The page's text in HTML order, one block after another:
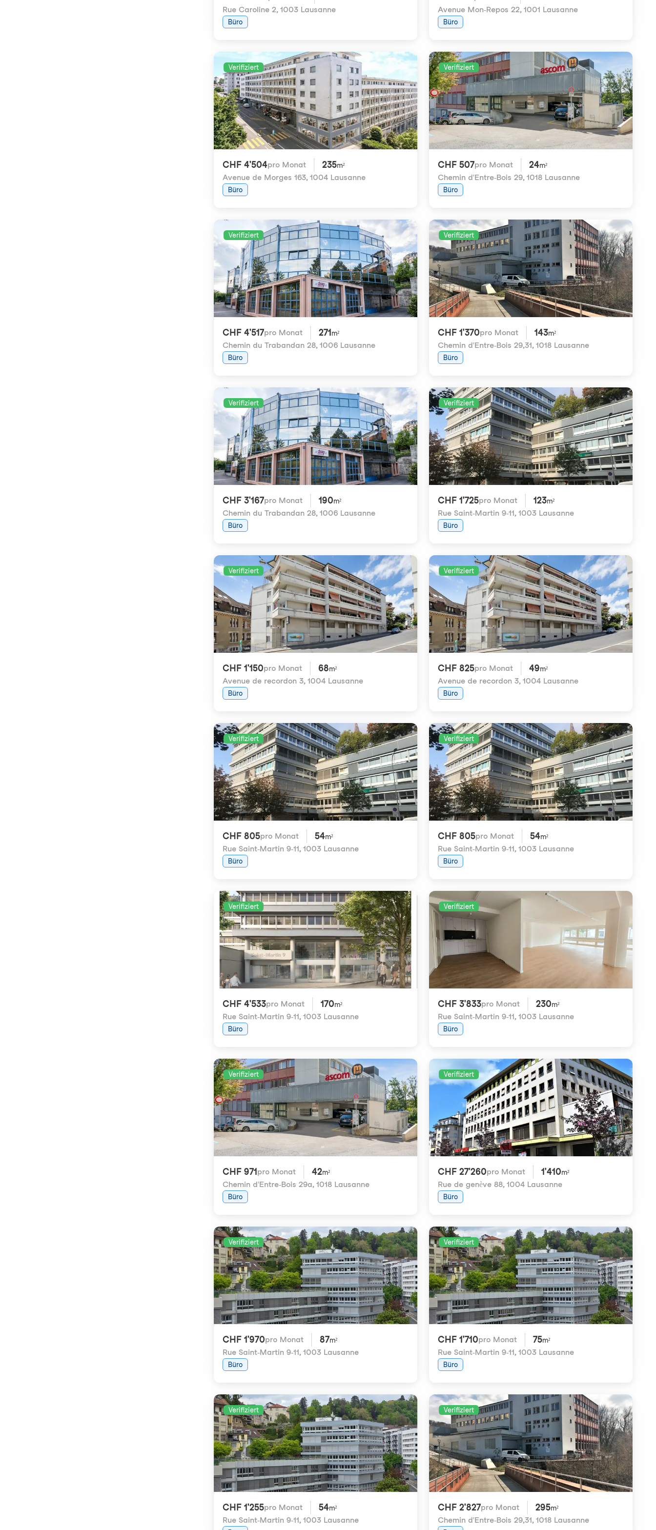
Rue Caroline 2, 1003 Lausanne
Büro
Avenue Mon-Repos 22, 1001 Lausanne
Büro
Verifiziert
CHF 4'504pro Monat 235m²
Avenue de Morges 163, 1004 Lausanne
Büro
Verifiziert
CHF 507pro Monat 24m²
Chemin d'Entre-Bois 29, 1018 Lausanne
Büro
Verifiziert
CHF 4'517pro Monat 271 m²
Chemin du Trabandan 28, 1006 Lausanne
Büro
Verifiziert
CHF 1'370pro Monat 143m²
Chemin d'Entre-Bois 29,31, 1018 Lausanne
Büro
Verifiziert
CHF 3'167pro Monat 190m²
Chemin du Trabandan 28, 1006 Lausanne
Büro
Verifiziert
CHF 1'725pro Monat 123m²
Rue Saint-Martin 9-11, 1003 Lausanne
Büro
Verifiziert
CHF 1'150pro Monat 68m²
Avenue de recordon 3, 1004 Lausanne
Büro
Verifiziert
CHF 825pro Monat 49m²
Avenue de recordon 3, 1004 Lausanne
Büro
Verifiziert
CHF 805pro Monat 54m²
Rue Saint-Martin 9-11, 1003 Lausanne
Büro
Verifiziert
CHF 805pro Monat 54m²
Rue Saint-Martin 9-11, 1003 Lausanne
Büro
Verifiziert
CHF 4'533pro Monat 170m²
Rue Saint-Martin 9-11, 1003 Lausanne
Büro
Verifiziert
CHF 3'833pro Monat 230m²
Rue Saint-Martin 9-11, 1003 Lausanne
Büro
Verifiziert
CHF 971 pro Monat 42m²
Chemin d'Entre-Bois 29a, 1018 Lausanne
Büro
Verifiziert
CHF 27'260pro Monat 1'410m²
Rue de genève 88, 1004 Lausanne
Büro
Verifiziert
CHF 1'970pro Monat 87m²
Rue Saint-Martin 9-11, 1003 Lausanne
Büro
Verifiziert
CHF 1'710pro Monat 75m²
Rue Saint-Martin 9-11, 1003 Lausanne
Büro
Verifiziert
CHF 1'255pro Monat 54m²
Rue Saint-Martin 9-11, 1003 Lausanne
Verifiziert
CHF 2'827pro Monat 295m²
Chemin d'Entre-Bois 29,31, 1018 Lausanne